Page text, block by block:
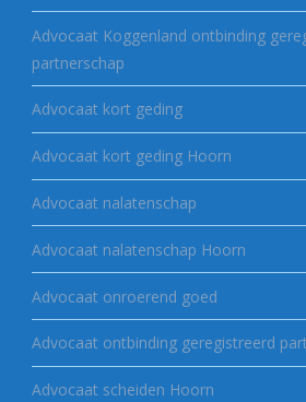
Advocaat Koggenland ontbinding
partnerschap
Advocaat kort geding
Advocaat kort geding Hoorn
Advocaat nalatenschap
Advocaat nalatenschap Hoorn
Advocaat onroerend goed
Advocaat ontbinding geregistreerd
Advocaat scheiden Hoorn